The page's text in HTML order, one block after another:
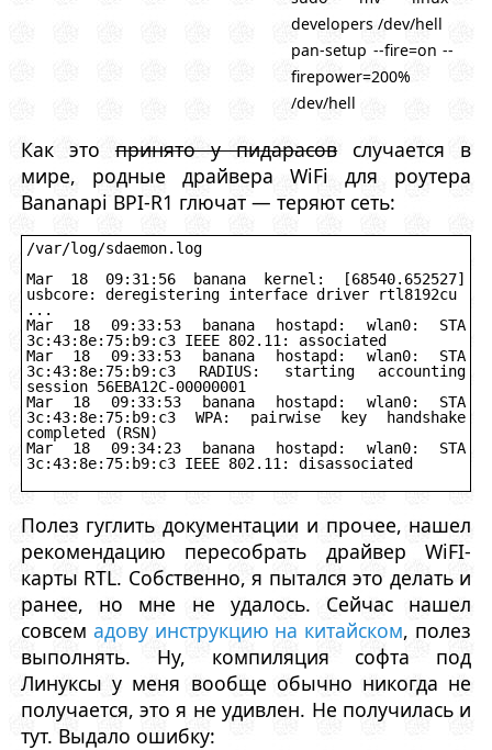
developers /dev/hell
pan-setup --fire=on --
firepower=200%
/dev/hell
Как этопринято у пидарасовслучается в
мире, родные драйвера WiFi для роутера
Bananapi BPI-R1 глючат — теряют сеть:
/var/log/sdaemon.log
Mar 18 09:31:56 banana kernel: [68540.652527]
usbcore: deregistering interface driver rtl8192cu
...
Mar 18 09:33:53 banana hostapd: wlan0: STA
3c:43:8e:75:b9:c3 IEEE 802.11: associated
Mar 18 09:33:53 banana hostapd: wlan0: STA
3c:43:8e:75:b9:c3 RADIUS: starting accounting
session 56EBA12C-00000001
Mar 18 09:33:53 banana hostapd: wlan0: STA
3c:43:8e:75:b9:c3 WPA: pairwise key handshake
completed (RSN)
Mar 18 09:34:23 banana hostapd: wlan0: STA
3c:43:8e:75:b9:c3 IEEE 802.11: disassociated
Полез гуглить документации и прочее, нашел
рекомендацию пересобрать драйвер WiFI-
карты RTL. Собственно, я пытался это делать и
ранее, но мне не удалось. Сейчас нашел
совсем адову инструкцию на китайском, полез
выполнять. Ну, компиляция софта под
Линуксы у меня вообще обычно никогда не
получается, это я не удивлен. Не получилась и
тут. Выдало ошибку: